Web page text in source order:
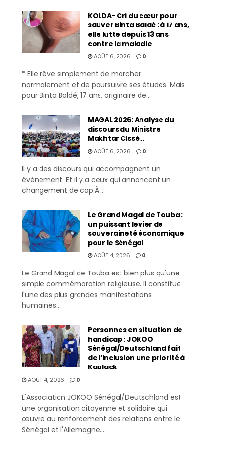
KOLDA- Cri du cœur pour
sauver Binta Baldé : à 17 ans,
elle lutte depuis 13 ans
contre la maladie
AOÛT 6, 2026 0
* Elle rêve simplement de marcher
normalement et de poursuivre ses études. Mais
pour Binta Baldé, 17 ans, originaire de...
MAGAL 2026: Analyse du
discours du Ministre
Makhtar Cissé…
AOÛT 6, 2026 0
Il y a des discours qui accompagnent un
événement. Et il y a ceux qui annoncent un
changement de cap.À...
Le Grand Magal de Touba :
un puissant levier de
souveraineté économique
pour le Sénégal
AOÛT 4, 2026 0
Le Grand Magal de Touba est bien plus qu'une
simple commémoration religieuse. Il constitue
l'une des plus grandes manifestations
humaines...
Personnes en situation de
handicap : JOKOO
Sénégal/Deutschland fait
de l’inclusion une priorité à
Kaolack
AOÛT 4, 2026 0
L'Association JOKOO Sénégal/Deutschland est
une organisation citoyenne et solidaire qui
œuvre au renforcement des relations entre le
Sénégal et l'Allemagne....